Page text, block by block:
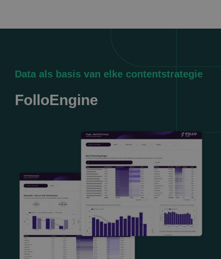
Data als basis van elke contentstrategie
FolloEngine